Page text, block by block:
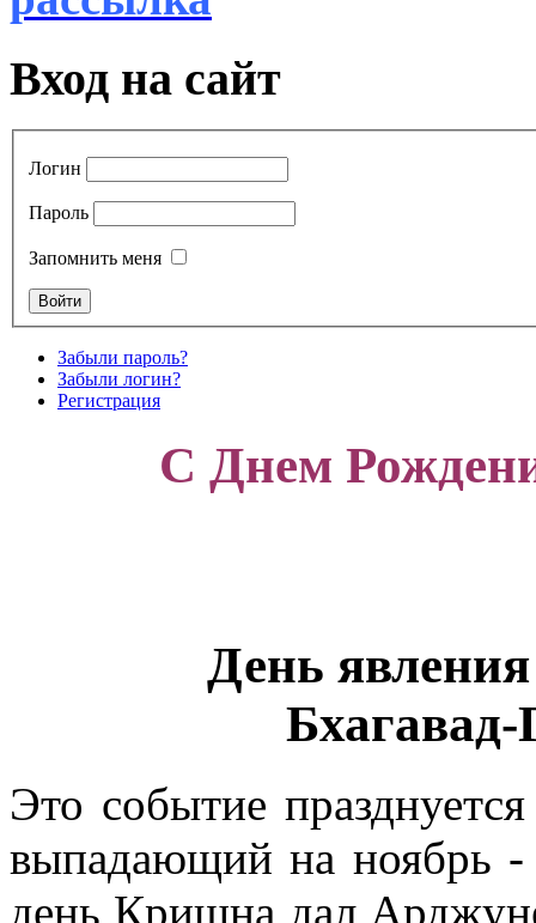
Вход на сайт
Логин
Пароль
Запомнить меня
Забыли пароль?
Забыли логин?
Регистрация
С Днем
День
Это событие
выпадающий на ноябрь -
день Кришна дал